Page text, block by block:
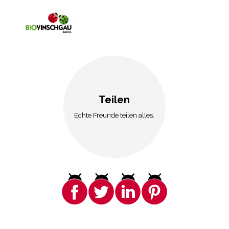
Teilen
Echte Freunde teilen alles.